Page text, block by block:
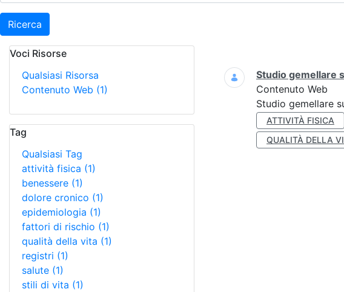
Ricerca
Voci Risorse
Qualsiasi Risorsa
Contenuto Web (1)
Tag
Qualsiasi Tag
attività fisica (1)
benessere (1)
dolore cronico (1)
epidemiologia (1)
fattori di rischio (1)
qualità della vita (1)
registri (1)
salute (1)
stili di vita (1)
Ricerca
Studio gemellare
Contenuto Web
Studio gemellare
ATTIVITÀ FISICA
QUALITÀ DELLA